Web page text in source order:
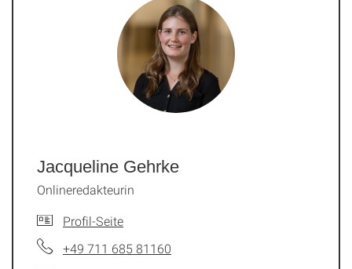
Jacqueline Gehrke
Onlineredakteurin
Profil-Seite
+49 711 685 81160